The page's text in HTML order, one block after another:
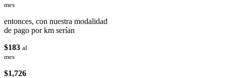
mes
entonces, con nuestra modalidad
de pago por km serían
$183 al
mes
$1,726